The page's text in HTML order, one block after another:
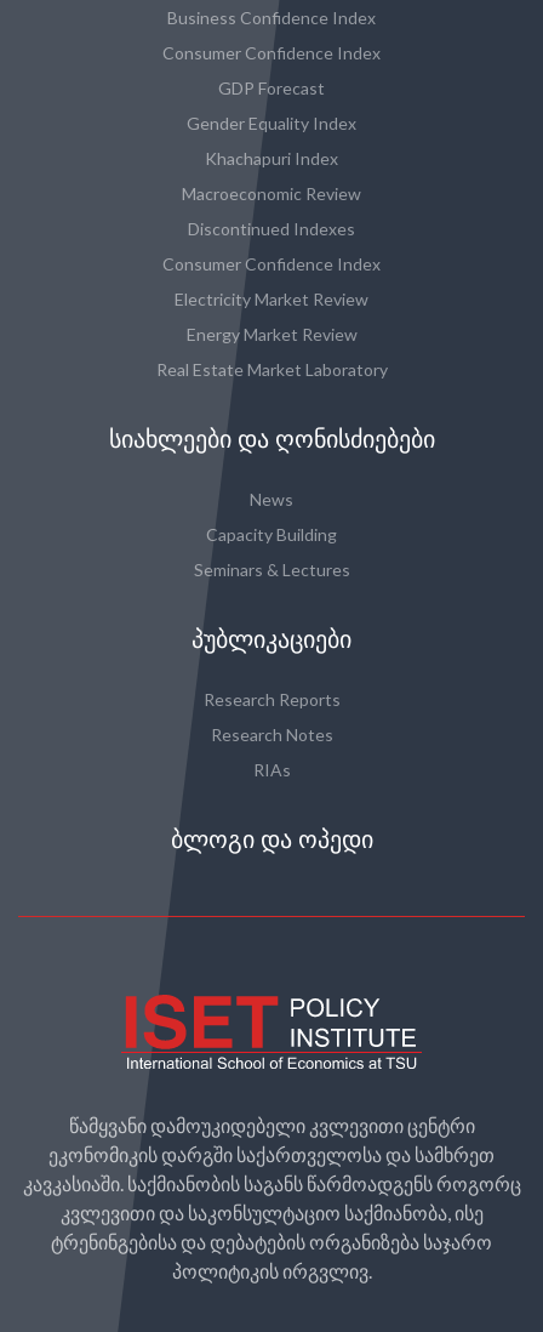
Business Confidence Index
Consumer Confidence Index
GDP Forecast
Gender Equality Index
Khachapuri Index
Macroeconomic Review
Discontinued Indexes
Consumer Confidence Index
Electricity Market Review
Energy Market Review
Real Estate Market Laboratory
ᲡᲘᲐᲮᲚᲔᲔᲑᲘ ᲓᲐ ᲦᲝᲜᲘᲡᲫᲘᲔᲑᲔᲑᲘ
News
Capacity Building
Seminars & Lectures
ᲞᲣᲑᲚᲘᲙᲐᲪᲘᲔᲑᲘ
Research Reports
Research Notes
RIAs
ᲑᲚᲝᲒᲘ ᲓᲐ ᲝᲞᲔᲓᲘ
წამყვანი დამოუკიდებელი კვლევითი ცენტრი
ეკონომიკის დარგში საქართველოსა და სამხრეთ
კავკასიაში. საქმიანობის საგანს წარმოადგენს როგორც
კვლევითი და საკონსულტაციო საქმიანობა, ისე
ტრენინგებისა და დებატების ორგანიზება საჯარო
პოლიტიკის ირგვლივ.